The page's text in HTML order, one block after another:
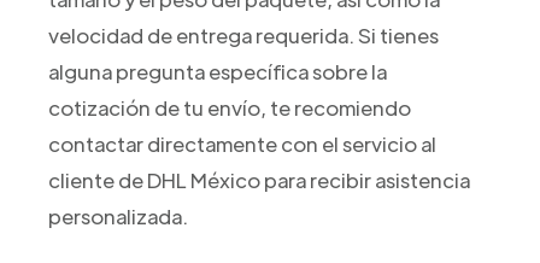
velocidad de entrega requerida. Si tienes
alguna pregunta específica sobre la
cotización de tu envío, te recomiendo
contactar directamente con el servicio al
cliente de DHL México para recibir asistencia
personalizada.